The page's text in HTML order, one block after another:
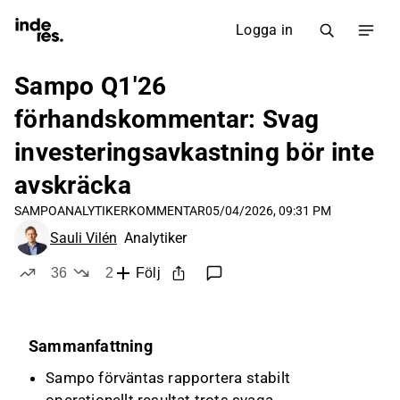
Logga in
Sampo Q1'26
förhandskommentar: Svag
investeringsavkastning bör inte
avskräcka
SAMPOANALYTIKERKOMMENTAR05/04/2026, 09:31 PM
Sauli Vilén Analytiker
36
2
Följ
Sammanfattning
Sampo förväntas rapportera stabilt